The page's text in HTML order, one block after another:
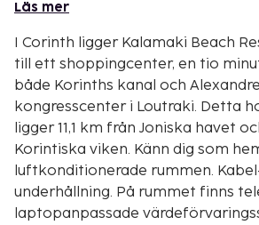
Läs mer
I Corinth ligger Kalamaki Beach
till ett shoppingcenter, en tio
både Korinths kanal och
kongresscenter i Loutraki. Detta hotell vid stranden
ligger 11,1 km från Joniska havet
Korintiska viken. Känn dig som
luftkonditionerade rummen.
underhållning. På rummet finns
laptopanpassade